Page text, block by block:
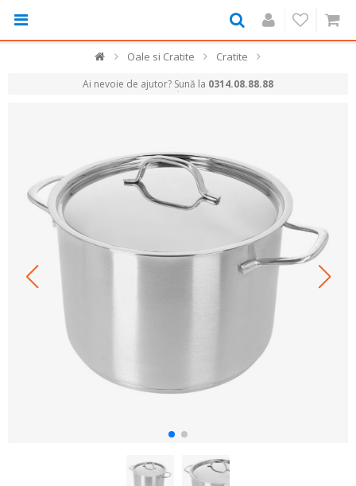
Oale si Cratite Cratite
Ai nevoie de ajutor? Sună la 0314.08.88.88